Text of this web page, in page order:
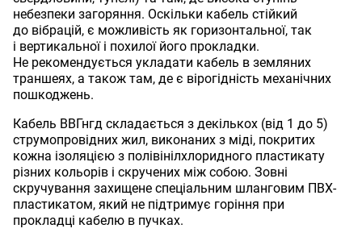
небезпеки загоряння. Оскільки кабель стійкий
до вібрацій, є можливість як горизонтальної, так
і вертикальної і похилої його прокладки.
Не рекомендується укладати кабель в земляних
траншеях, а також там, де є вірогідність механічних
пошкоджень.
Кабель ВВГнгд складається з декількох (від 1 до 5)
струмопровідних жил, виконаних з міді, покритих
кожна ізоляцією з полівінілхлоридного пластикату
різних кольорів і скручених між собою. Зовні
скручування захищене спеціальним шланговим ПВХ-
пластикатом, який не підтримує горіння при
прокладці кабелю в пучках.